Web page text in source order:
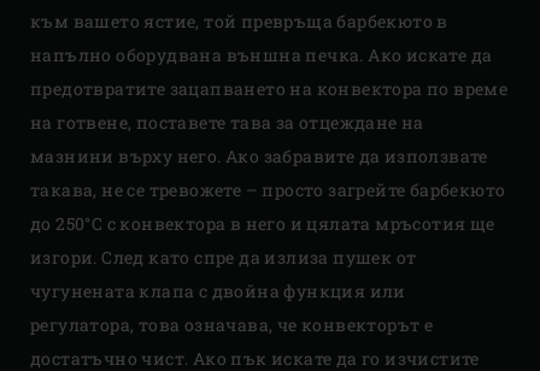
към вашето ястие, той превръща барбекюто в
напълно оборудвана външна печка. Ако искате да
предотвратите зацапването на конвектора по време
на готвене, поставете тава за отцеждане на
мазнини върху него. Ако забравите да използвате
такава, не се тревожете – просто загрейте барбекюто
до 250°C с конвектора в него и цялата мръсотия ще
изгори. След като спре да излиза пушек от
чугунената клапа с двойна функция или
регулатора, това означава, че конвекторът е
достатъчно чист. Ако пък искате да го изчистите